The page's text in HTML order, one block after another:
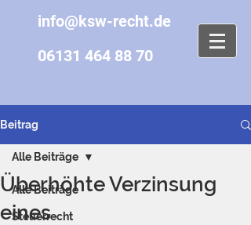
info@ksw-recht.de
06131 464 88 70
Beitrag
Alle Beiträge
Steuerrecht
Alle Beiträge
Überhöhte Verzinsung
eines